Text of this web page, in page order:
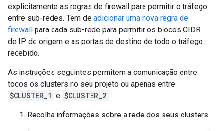
explicitamente as regras de firewall para permitir o tráfego
entre sub-redes. Tem de adicionar uma nova regra de
firewall para cada sub-rede para permitir os blocos CIDR
de IP de origem e as portas de destino de todo o tráfego
recebido.
As instruções seguintes permitem a comunicação entre
todos os clusters no seu projeto ou apenas entre
$CLUSTER_1 e $CLUSTER_2 .
Recolha informações sobre a rede dos seus clusters.